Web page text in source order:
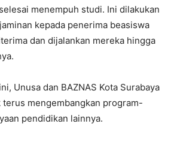
menempuh studi. Ini dilakukan
kepada penerima beasiswa
dan dijalankan mereka hingga
Unusa dan BAZNAS Kota Surabaya
mengembangkan program-
pendidikan lainnya.